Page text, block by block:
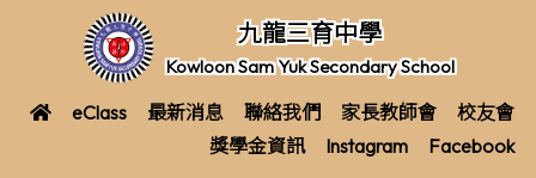
九龍三育中學
Kowloon Sam Yuk Secondary School
eClass 最新消息 聯絡我們 家長教師會
校友會
獎學金資訊
Instagram Facebook